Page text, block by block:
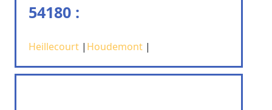
54180 :
Heillecourt | Houdemont |